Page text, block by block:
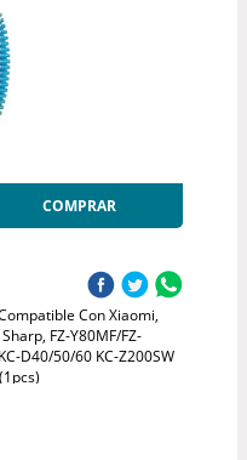
COMPRAR
Con Xiaomi,
FZ-Y80MF/FZ-
D40/50/60 KC-Z200SW